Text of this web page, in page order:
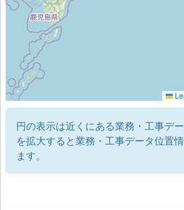
円の表示は近くにある業務・工事デ
を拡大すると業務・工事データ位置
ます。